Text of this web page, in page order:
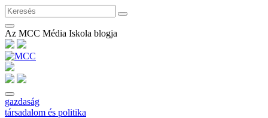
Az MCC Média Iskola blogja
gazdaság
társadalom és politika